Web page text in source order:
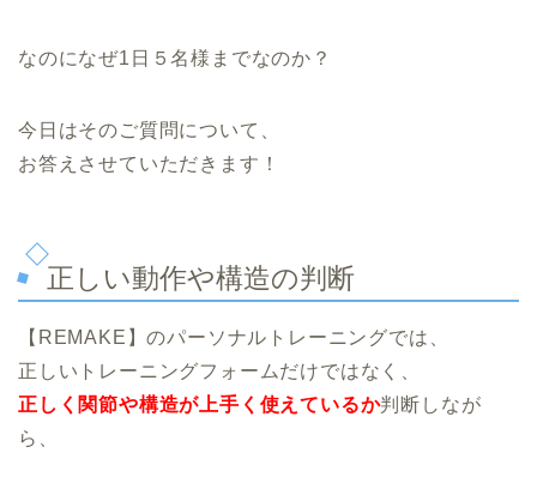
なのになぜ1日５名様までなのか？
今日はそのご質問について、
お答えさせていただきます！
正しい動作や構造の判断
【REMAKE】のパーソナルトレーニングでは、
正しいトレーニングフォームだけではなく、
正しく関節や構造が上手く使えているか判断しなが
ら、